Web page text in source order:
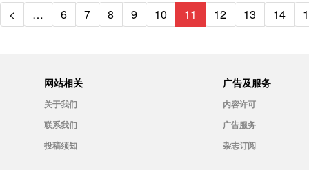
构的语义表示、自动化知识抽
应用价值。
< … 6 7 8 9 10 11 12 13 14
网站相关
关于我们
联系我们
投稿须知
广告及服务
内容许可
广告服务
杂志订阅